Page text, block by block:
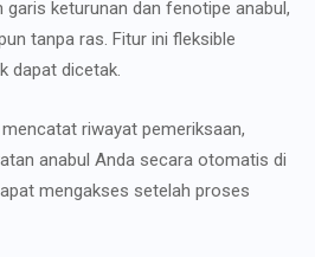
garis keturunan dan fenotipe anabul,
tanpa ras. Fitur ini fleksible
dapat dicetak.
riwayat pemeriksaan,
anabul Anda secara otomatis di
mengakses setelah proses